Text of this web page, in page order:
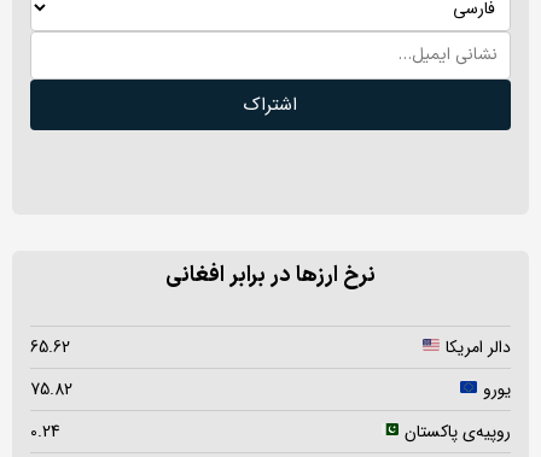
اشتراک
نرخ ارزها در برابر افغانی
دالر امریکا
65.62
یورو
75.82
روپیه‌ی پاکستان
0.24